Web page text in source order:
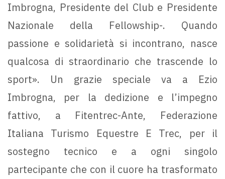
Imbrogna, Presidente del Club e Presidente
Nazionale della Fellowship-. Quando
passione e solidarietà si incontrano, nasce
qualcosa di straordinario che trascende lo
sport». Un grazie speciale va a Ezio
Imbrogna, per la dedizione e l’impegno
fattivo, a Fitentrec-Ante, Federazione
Italiana Turismo Equestre E Trec, per il
sostegno tecnico e a ogni singolo
partecipante che con il cuore ha trasformato